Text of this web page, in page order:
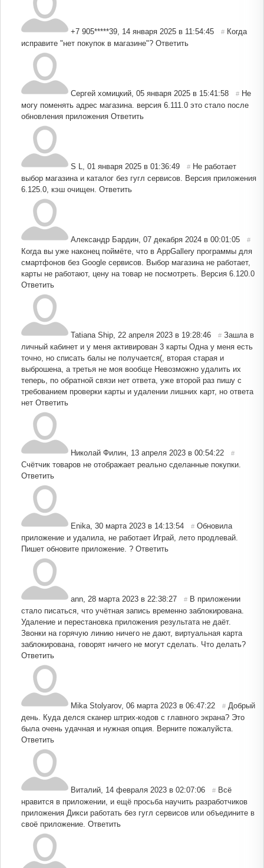
+7 905*****39 14 января 2025 в 11:54:45 # Когда
исправите "нет покупок в магазине"? Ответить
Сергей хомицкий 05 января 2025 в 15:41:58 # Не
могу поменять адрес магазина. версия 6.111.0 это стало после
обновления приложения Ответить
S L 01 января 2025 в 01:36:49 # Не работает
выбор магазина и каталог без гугл сервисов. Версия приложения
6.125.0, кэш очищен. Ответить
Александр Бардин 07 декабря 2024 в 00:01:05 #
Когда вы уже наконец поймёте, что в AppGallery программы для
смартфонов без Google сервисов. Выбор магазина не работает,
карты не работают, цену на товар не посмотреть. Версия 6.120.0
Ответить
Tatiana Ship 22 апреля 2023 в 19:28:46 # Зашла в
личный кабинет и у меня активирован 3 карты Одна у меня есть
точно, но списать балы не получается(, вторая старая и
выброшена, а третья не моя вообще Невозможно удалить их
теперь, по обратной связи нет ответа, уже второй раз пишу с
требованием проверки карты и удалении лишних карт, но ответа
нет Ответить
Николай Филин 13 апреля 2023 в 00:54:22 #
Счётчик товаров не отображает реально сделанные покупки.
Ответить
Enika 30 марта 2023 в 14:13:54 # Обновила
приложение и удалила, не работает Играй, лето продлевай.
Пишет обновите приложение. ? Ответить
аnn 28 марта 2023 в 22:38:27 # В приложении
стало писаться, что учётная запись временно заблокирована.
Удаление и перестановка приложения результата не даёт.
Звонки на горячую линию ничего не дают, виртуальная карта
заблокирована, говорят ничего не могут сделать. Что делать?
Ответить
Mika Stolyarov, 06 марта 2023 в 06:47:22 # Добрый
день. Куда делся сканер штрих-кодов с главного экрана? Это
была очень удачная и нужная опция. Верните пожалуйста.
Ответить
Виталий 14 февраля 2023 в 02:07:06 # Всё
нравится в приложении, и ещё просьба научить разработчиков
приложения Дикси работать без гугл сервисов или объедините в
своё приложение. Ответить